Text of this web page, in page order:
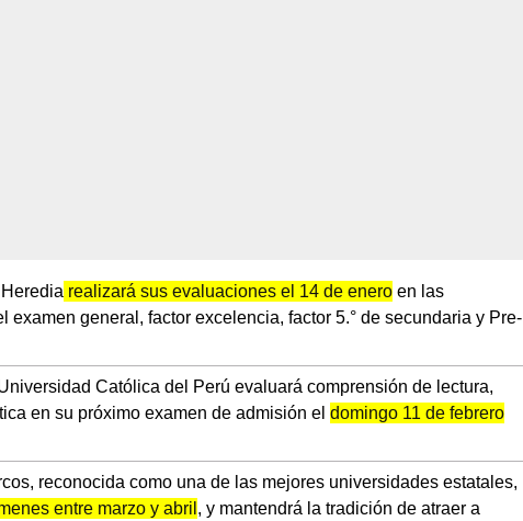
realizará sus evaluaciones el 14 de enero en las
examen general, factor excelencia, factor 5.° de secundaria y Pre-
Católica del Perú evaluará comprensión de lectura,
en su próximo examen de admisión el domingo 11 de febrero
reconocida como una de las mejores universidades estatales,
entre marzo y abril , y mantendrá la tradición de atraer a